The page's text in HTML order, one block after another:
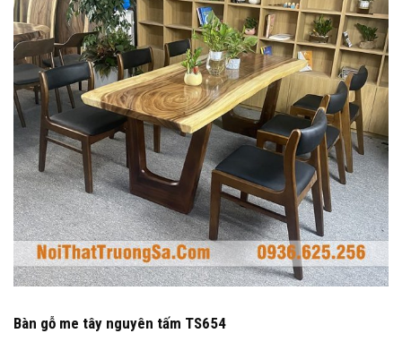
Bàn gỗ me tây nguyên tấm TS654